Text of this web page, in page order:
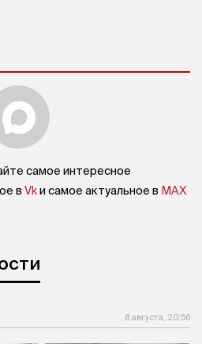
самое интересное
в Vkи самое актуальное в MAX
8 августа, 20:56